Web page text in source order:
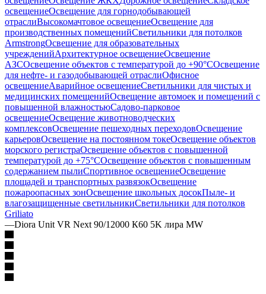
освещениеОсвещение для горнодобывающей
отраслиВысокомачтовое освещениеОсвещение для
производственных помещенийСветильники для потолков
ArmstrongОсвещение для образовательных
учрежденийАрхитектурное освещениеОсвещение
АЗСОсвещение объектов с температурой до +90°СОсвещение
для нефте- и газодобывающей отраслиОфисное
освещениеАварийное освещениеСветильники для чистых и
медицинских помещенийОсвещение автомоек и помещений с
повышенной влажностьюСадово-парковое
освещениеОсвещение животноводческих
комплексовОсвещение пешеходных переходовОсвещение
карьеровОсвещение на постоянном токеОсвещение объектов
морского регистраОсвещение объектов с повышенной
температурой до +75°CОсвещение объектов с повышенным
содержанием пылиСпортивное освещениеОсвещение
площадей и транспортных развязокОсвещение
пожароопасных зонОсвещение школьных досокПыле- и
влагозащищенные светильникиСветильники для потолков
Griliato
—Diora Unit VR Next 90/12000 К60 5K лира MW